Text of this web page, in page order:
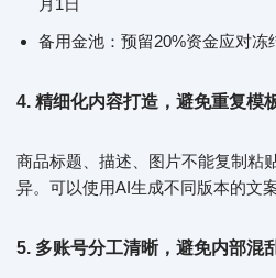
月1日
备用金池：预留20%资金应对冻
4. 精细化内容打造，避免重复模
商品标题、描述、图片不能复制粘
异。可以使用AI生成不同版本的文
5. 多账号分工清晰，避免内部混